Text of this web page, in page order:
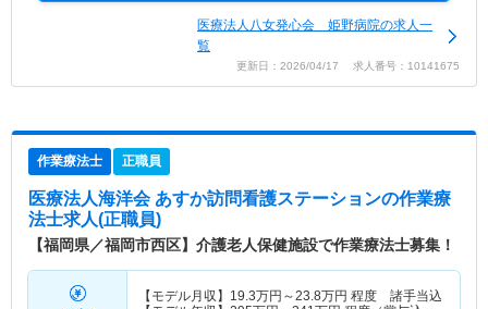
医療法人八女発心会 姫野病院の求人一
覧
更新日：2026/04/17 求人番号：10141675
作業療法士 正職員
医療法人海洋会 あすか訪問看護ステーションの作業療
法士求人(正職員)
【福岡県／福岡市西区】介護老人保健施設で作業療法士募集！
【モデル月収】 19.3万円～23.8万円 程度 諸手当込